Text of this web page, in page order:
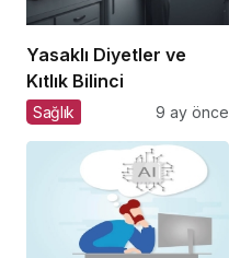
Yasaklı Diyetler ve
Kıtlık Bilinci
Sağlık 9 ay önce